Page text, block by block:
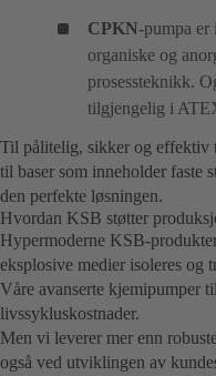
CPKN-pumpa er
organiske og
prosessteknikk.
tilgjengelig i
Til pålitelig, sikker og effektiv
til baser som inneholder
den perfekte løsningen.
Hvordan KSB støtter
Hypermoderne KSB-
eksplosive medier isoleres og
Våre avanserte kjemipumper
livssykluskostnader.
Men vi leverer mer enn
også ved utviklingen av